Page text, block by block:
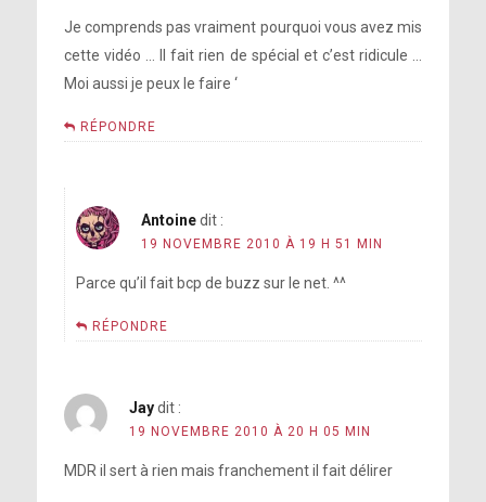
Je comprends pas vraiment pourquoi vous avez mis
cette vidéo … Il fait rien de spécial et c’est ridicule …
Moi aussi je peux le faire ‘
RÉPONDRE
Antoine dit :
19 NOVEMBRE 2010 À 19 H 51 MIN
Parce qu’il fait bcp de buzz sur le net. ^^
RÉPONDRE
Jay dit :
19 NOVEMBRE 2010 À 20 H 05 MIN
MDR il sert à rien mais franchement il fait délirer